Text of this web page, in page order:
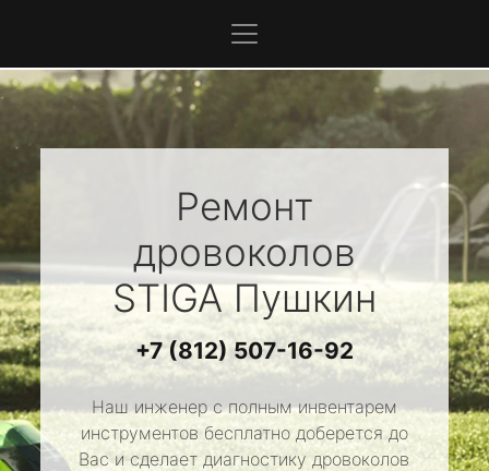
Ремонт
дровоколов
STIGAПушкин
+7 (812) 507-16-92
Наш инженер с полным инвентарем
инструментов бесплатно доберется до
Вас и сделает диагностику дровоколов